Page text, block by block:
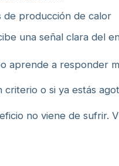
de producción de calor
una señal clara del
aprende a responder
criterio o si ya estás
no viene de sufrir.